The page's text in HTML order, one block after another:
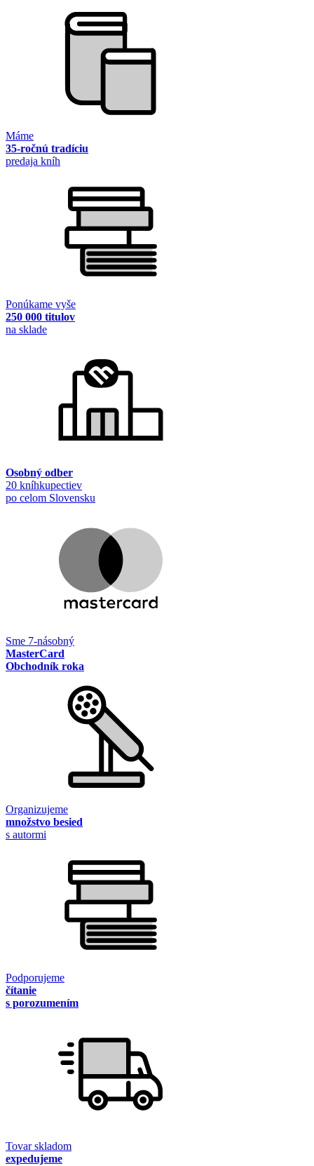
Máme
35-ročnú tradíciu
predaja kníh
Ponúkame vyše
250 000 titulov
na sklade
Osobný odber
20 kníhkupectiev
po celom Slovensku
Sme 7-násobný
MasterCard
Obchodník roka
Organizujeme
množstvo besied
s autormi
Podporujeme
čítanie
s porozumením
Tovar skladom
expedujeme